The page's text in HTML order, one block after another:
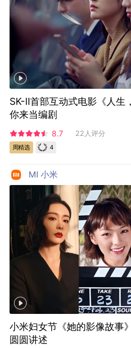
SK-II首部互动式电影《人生
你来当编剧
8.7 22人评分
周精选 4
MI 小米
小米妇女节《她的影像故事
圆圆讲述